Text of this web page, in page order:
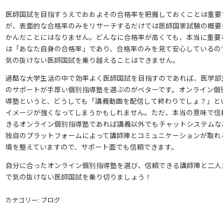
医師国試を目指すうえでおおよその合格率を把握しておくことは重
が、表面的な合格率のみをリサーチするだけでは医師国家試験の概
かんだことにはなりません。どんなに合格率が高くても、本当に重
は「あなた自身の合格率」であり、合格率のみを見て安心している
気の抜けない医師国試を乗り越えることはできません。
過酷な大学生活の中で効率よく医師国試を目指すのであれば、医学
のサポートが手厚い個別指導塾を選ぶのがベターです。オンライン個
導塾というと、どうしても「講義動画を配信して終わりでしょ？」と
イメージが強くなってしまうかもしれません。ただ、本当の意味で
きるオンライン個別指導塾であれば講義以外でもチャットシステム
独自のプラットフォームによって講師陣とコミュニケーションが取れ
境を整えていますので、サポート面でも信頼できます。
自分に合ったオンライン個別指導塾を選び、信頼できる講師陣と二
で気の抜けない医師国試を乗り切りましょう！
カテゴリー: ブログ